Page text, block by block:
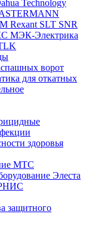
Technology
Rexant SLT SNR
МЭК-Электрика
ворот
для откатных
здоровья
МТС
Элеста
защитного